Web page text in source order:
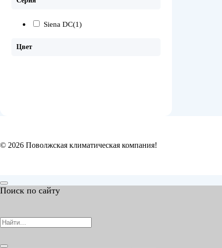
Siena DC(1)
Цвет
© 2026 Поволжская климатическая компания!
Поиск по сайту
for: